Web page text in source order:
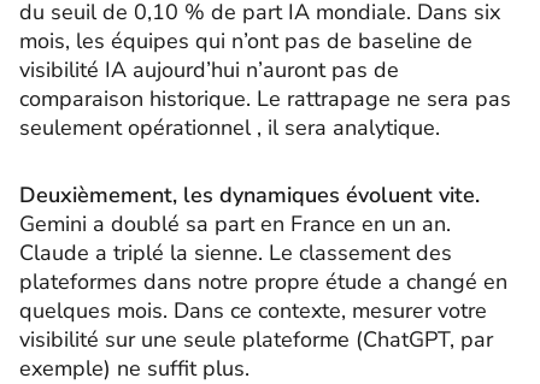
du seuil de 0,10 % de part IA mondiale. Dans six
mois, les équipes qui n’ont pas de baseline de
visibilité IA aujourd’hui n’auront pas de
comparaison historique. Le rattrapage ne sera pas
seulement opérationnel , il sera analytique.
Deuxièmement, les dynamiques évoluent vite.
Gemini a doublé sa part en France en un an.
Claude a triplé la sienne. Le classement des
plateformes dans notre propre étude a changé en
quelques mois. Dans ce contexte, mesurer votre
visibilité sur une seule plateforme (ChatGPT, par
exemple) ne suffit plus.